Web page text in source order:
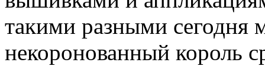
такими разными сегодня
некоронованный король